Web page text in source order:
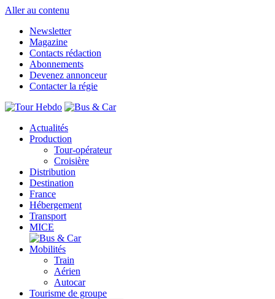
Aller au contenu
Newsletter
Magazine
Contacts rédaction
Abonnements
Devenez annonceur
Contacter la régie
Actualités
Production
Tour-opérateur
Croisière
Distribution
Destination
France
Hébergement
Transport
MICE
Mobilités
Train
Aérien
Autocar
Tourisme de groupe